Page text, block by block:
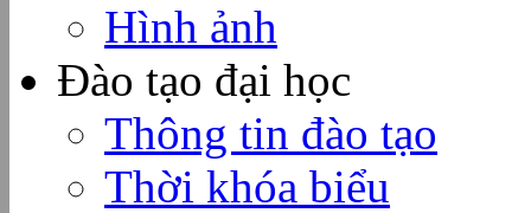
Hình ảnh
Đào tạo đại học
Thông tin đào tạo
Thời khóa biểu